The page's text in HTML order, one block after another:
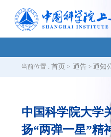
当前位置 : 首页 > 通告 > 通知
中国科学院大学
扬“两弹一星”精